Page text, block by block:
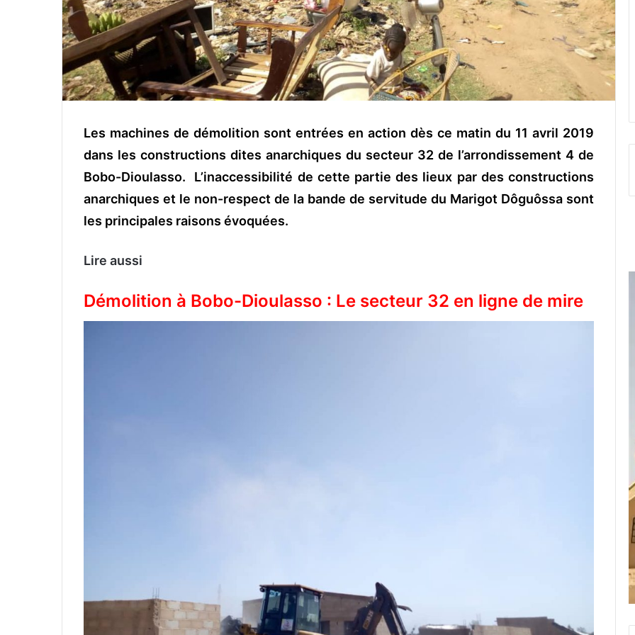
Les machines de démolition sont entrées en action dès ce matin du 11 avril 2019
dans les constructions dites anarchiques du secteur 32 de l’arrondissement 4 de
Bobo-Dioulasso. L’inaccessibilité de cette partie des lieux par des constructions
anarchiques et le non-respect de la bande de servitude du Marigot Dôguôssa sont
les principales raisons évoquées.
Lire aussi
Démolition à Bobo-Dioulasso : Le secteur 32 en ligne de mire